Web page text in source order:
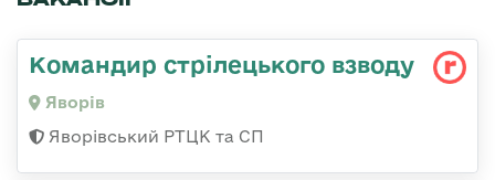
Командир стрілецького взводу
Яворів
Яворівський РТЦК та СП